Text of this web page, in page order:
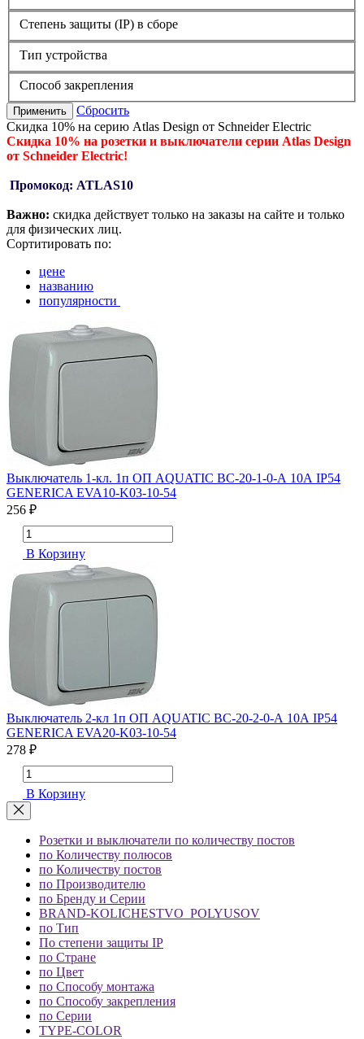
Степень защиты (IP) в сборе
Тип устройства
Способ закрепления
Применить
Сбросить
Скидка 10% на серию Atlas Design от Schneider Electric
Скидка 10% на розетки и выключатели серии Atlas Design
от Schneider Electric!
Промокод: ATLAS10
Важно: скидка действует только на заказы на сайте и только
для физических лиц.
Сортитировать по:
цене
названию
популярности
Выключатель 1-кл. 1п ОП AQUATIC ВС-20-1-0-А 10А IP54
GENERICA EVA10-K03-10-54
256 ₽
В Корзину
Выключатель 2-кл 1п ОП AQUATIC ВС-20-2-0-А 10А IP54
GENERICA EVA20-K03-10-54
278 ₽
В Корзину
Розетки и выключатели по количеству постов
по Количеству полюсов
по Количеству постов
по Производителю
по Бренду и Серии
BRAND-KOLICHESTVO_POLYUSOV
по Тип
По степени защиты IP
по Стране
по Цвет
по Способу монтажа
по Способу закрепления
по Серии
TYPE-COLOR